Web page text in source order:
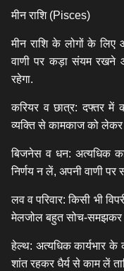
मीन राशि (Pisces)
मीन राशि के लोगों के
वाणी पर कड़ा संयम
रहेगा.
करियर व छात्र: दफ्तर में
व्यक्ति से कामकाज को
बिजनेस व धन: अत्यधिक
निर्णय न लें, अपनी वाणी पर
लव व परिवार: किसी भी
मेलजोल बहुत सोच-समझकर
हेल्थ: अत्यधिक कार्यभार
शांत रहकर धैर्य से काम लें